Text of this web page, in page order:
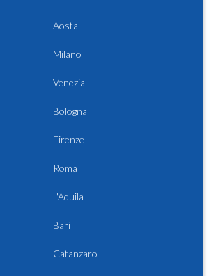
Aosta
Milano
Venezia
Bologna
Firenze
Roma
L'Aquila
Bari
Catanzaro